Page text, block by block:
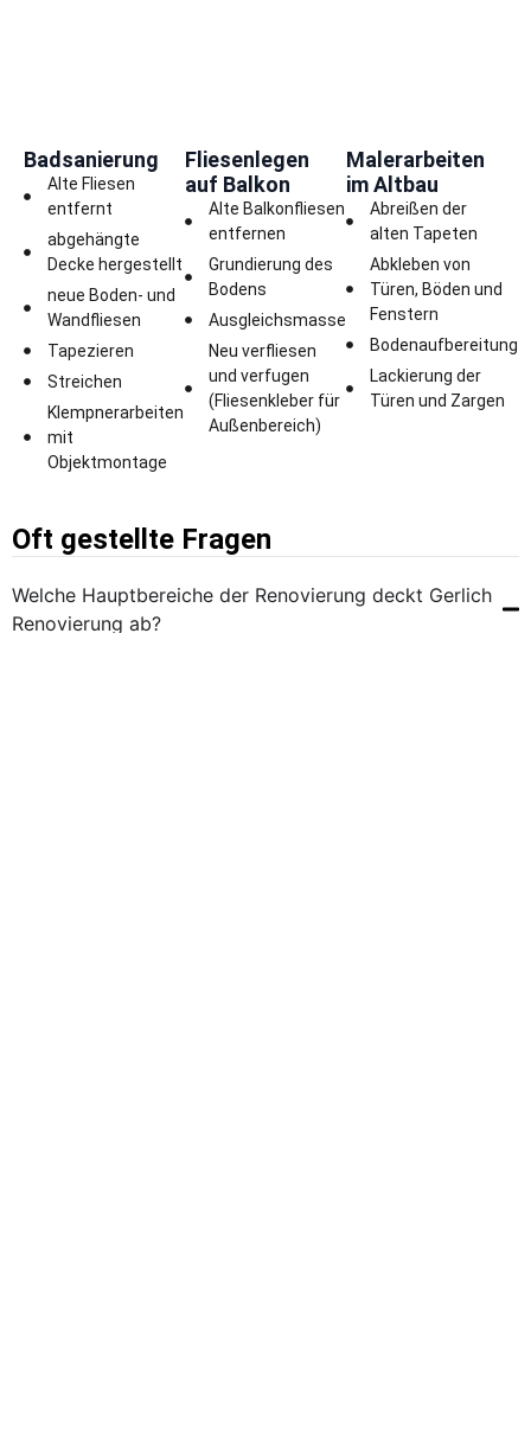
Badsanierung
Alte Fliesen
entfernt
abgehängte
Decke hergestellt
neue Boden- und
Wandfliesen
Tapezieren
Streichen
Klempnerarbeiten
mit
Objektmontage
Fliesenlegen
auf Balkon
Alte Balkonfliesen
entfernen
Grundierung des
Bodens
Ausgleichsmasse
Neu verfliesen
und verfugen
(Fliesenkleber für
Außenbereich)
Malerarbeiten
im Altbau
Abreißen der
alten Tapeten
Abkleben von
Türen, Böden und
Fenstern
Bodenaufbereitung
Lackierung der
Türen und Zargen
Oft gestellte Fragen
Welche Hauptbereiche der Renovierung deckt Gerlich
Renovierung ab?